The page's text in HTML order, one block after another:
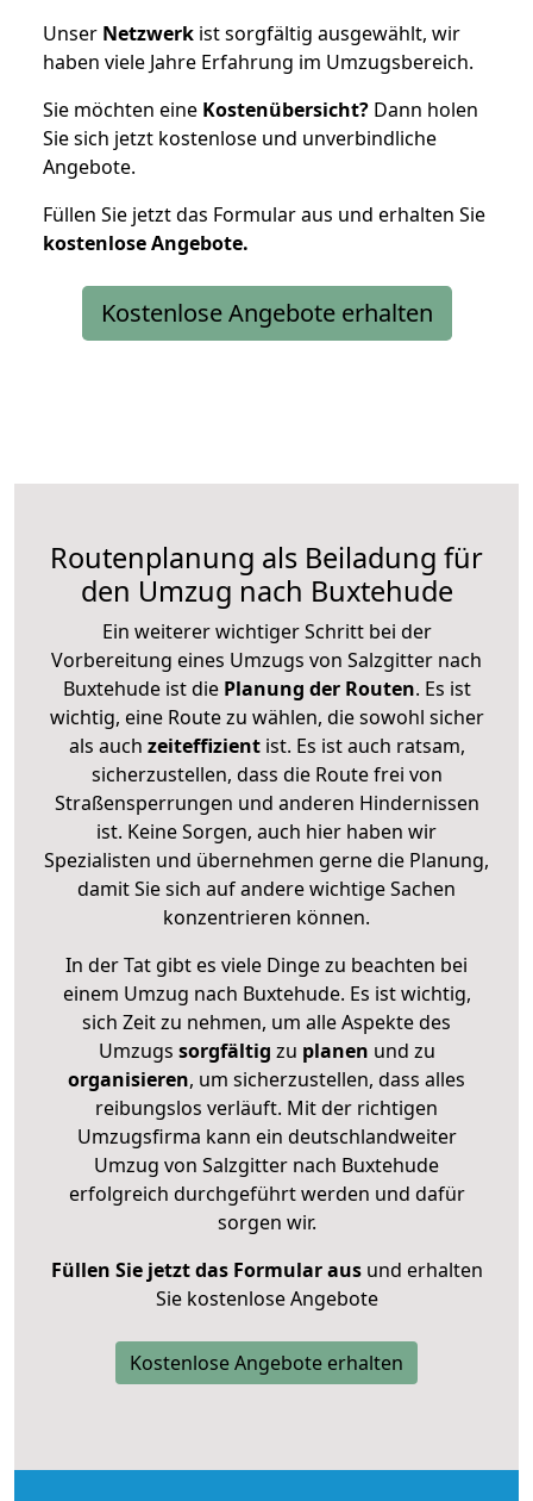
Unser Netzwerk ist sorgfältig ausgewählt, wir
haben viele Jahre Erfahrung im Umzugsbereich.
Sie möchten eine Kostenübersicht? Dann holen
Sie sich jetzt kostenlose und unverbindliche
Angebote.
Füllen Sie jetzt das Formular aus und erhalten Sie
kostenloseAngebote.
Kostenlose Angebote erhalten
Routenplanung als Beiladung für
den Umzug nach Buxtehude
Ein weiterer wichtiger Schritt bei der
Vorbereitung eines Umzugs von Salzgitter nach
Buxtehude ist diePlanung der Routen. Es ist
wichtig, eine Route zu wählen, die sowohl sicher
als auch zeiteffizientist. Es ist auch ratsam,
sicherzustellen, dass die Route frei von
Straßensperrungen und anderen Hindernissen
ist. Keine Sorgen, auch hier haben wir
Spezialisten und übernehmen gerne die Planung,
damit Sie sich auf andere wichtige Sachen
konzentrieren können.
In der Tat gibt es viele Dinge zu beachten bei
einem Umzug nach Buxtehude. Es ist wichtig,
sich Zeit zu nehmen, um alle Aspekte des
Umzugs sorgfältig zu planen und zu
organisieren, um sicherzustellen, dass alles
reibungslos verläuft. Mit der richtigen
Umzugsfirma kann ein deutschlandweiter
Umzug von Salzgitter nach Buxtehude
erfolgreich durchgeführt werden und dafür
sorgen wir.
Füllen Sie jetzt das Formular ausund erhalten
Sie kostenlose Angebote
Kostenlose Angebote erhalten